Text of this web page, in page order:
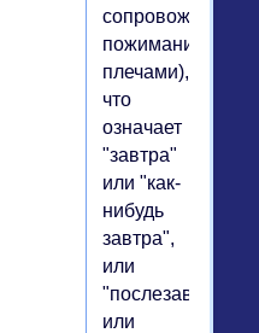
сопровождаемое
пожиманием
плечами),
что
означает
"завтра"
или "как-
нибудь
завтра",
или
"послезавтра",
или